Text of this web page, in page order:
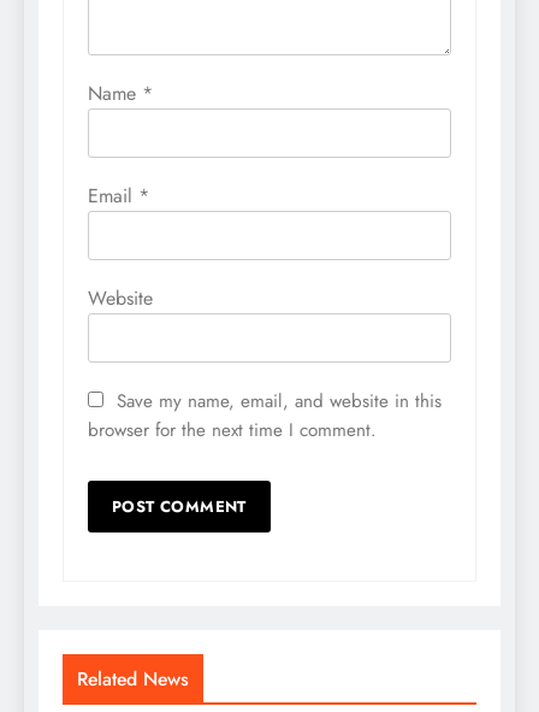
Name *
Email *
Website
Save my name, email, and website in this
browser for the next time I comment.
Related News